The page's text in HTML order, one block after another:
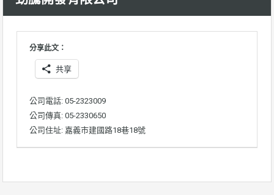
分享此文：
共享
公司電話: 05-2323009
公司傳真: 05-2330650
公司住址: 嘉義市建國路18巷18號